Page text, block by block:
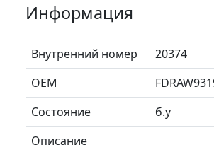
Информация
Внутренний номер
20374
ОЕМ
Состояние
б.у
Описание